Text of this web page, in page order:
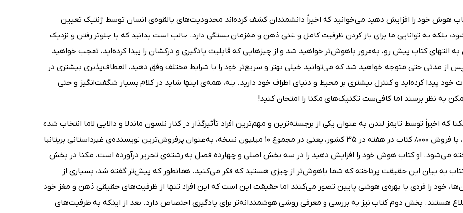
هوش خود را افزایش دهید می‌خوانید که اخیراً دانشمندان کشف کرده‌اند محدودیت‌های بالقوه‌ی انسان توسط ژنتیک تعیین
بلکه به توانایی ما برای باز کردن ظرفیت کامل و غنی ذهن و مغزمان بستگی دارد. جالب است بدانید که با جلوتر رفتن و نزدیک
انتهای کتاب پیش رو، به‌مرور باهوش‌تر خواهید شد و از چیزهایی که قابلیت یادگیری و درکشان را پیدا کرده‌اید، تعجب خواهید
از مدتی حتی متوجه خواهید شد که می‌توانید خیلی بهتر و سریع‌تر خود را با شرایط مختلف وفق دهید، انعطاف‌پذیری بیشتری در
خود پیدا کرده‌اید و کنترل بیشتری بر محیط و دنیای اطراف خود دارید. بله، همه‌ی اینها شاید در کلام بسیار شگفت‌انگیز و حتی
به نظر برسند اما کافی‌ست تکنیک‌های مکنا را امتحان کنید!
که اخیراً توسط تایمز لندن به عنوان یکی از برجسته‌ترین و مهم‌ترین افراد تأثیرگذار در کنار نلسون ماندلا و دالایی لاما انتخاب شده
است، با فروش 8000 کتاب در هفته در 35 کشور، یعنی در مجموع 10 میلیون نسخه، به‌عنوان پرفروش‌ترین نویسنده‌ی غیرداستانی بریتانیا
می‌شود. او کتاب هوش خود را افزایش دهید را در سه بخش اصلی و چهارده فصل به رشته‌ی تحریر درآورده است. مکنا در بخش
به بیان این حقیقت پرداخته که شما باهوش‌تر از چیزی هستید که فکر می‌کنید. همانطور که پیش‌تر گفته شد، بسیاری از
خود را فردی با بهره‌ی هوشی پایین تصور می‌کنند اما حقیقت این است که این افراد تنها از ظرفیت‌های حقیقی ذهن و مغز خود
هستند. بخش دوم کتاب نیز به بررسی و معرفی روشی هوشمندانه‌تر برای یادگیری اختصاص دارد. بعد از اینکه به ظرفیت‌های